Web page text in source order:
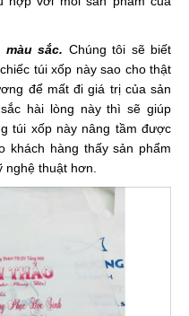
sắc. Chúng tôi sẽ biết
túi xốp này sao cho thật
để mất đi giá trị của sản
hài lòng này thì sẽ giúp
túi xốp này nâng tầm được
khách hàng thấy sản phẩm
thuật hơn.